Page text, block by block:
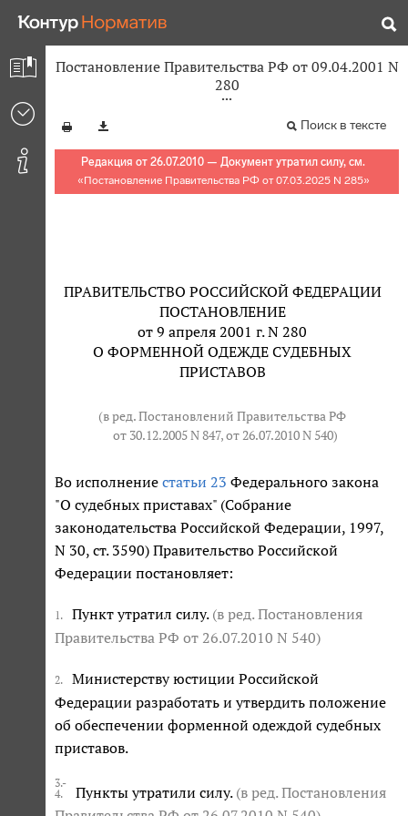
Постановление Правительства РФ от 09.04.2001 N
280
Поиск в тексте
Редакция от 26.07.2010 — Документ утратил силу, см.
«Постановление Правительства РФ от 07.03.2025 N 285»
ПРАВИТЕЛЬСТВО РОССИЙСКОЙ ФЕДЕРАЦИИ
ПОСТАНОВЛЕНИЕ
от 9 апреля 2001 г. N 280
О ФОРМЕННОЙ ОДЕЖДЕ СУДЕБНЫХ
ПРИСТАВОВ
(в ред. Постановлений Правительства РФ
от 30.12.2005 N 847, от 26.07.2010 N 540)
Во исполнение статьи 23 Федерального закона
"О судебных приставах" (Собрание
законодательства Российской Федерации, 1997,
N 30, ст. 3590) Правительство Российской
Федерации постановляет:
1. Пункт утратил силу. (в ред. Постановления
Правительства РФ от 26.07.2010 N 540)
2.
Министерству юстиции Российской
Федерации разработать и утвердить положение
об обеспечении форменной одеждой судебных
приставов.
3.-
4.
Пункты утратили силу. (в ред. Постановления